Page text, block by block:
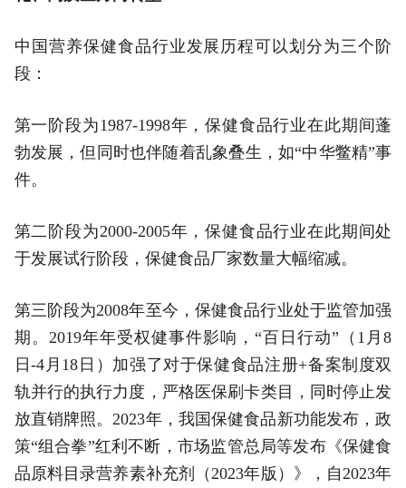
中国营养保健食品行业发展历程可以划分为三个阶
段：
第一阶段为1987-1998年，保健食品行业在此期间蓬
勃发展，但同时也伴随着乱象叠生，如“中华鳖精”事
件。
第二阶段为2000-2005年，保健食品行业在此期间处
于发展试行阶段，保健食品厂家数量大幅缩减。
第三阶段为2008年至今，保健食品行业处于监管加强
期。2019年年受权健事件影响，“百日行动”（1月8
日-4月18日）加强了对于保健食品注册+备案制度双
轨并行的执行力度，严格医保刷卡类目，同时停止发
放直销牌照。2023年，我国保健食品新功能发布，政
策“组合拳”红利不断，市场监管总局等发布《保健食
品原料目录营养素补充剂（2023年版）》，自2023年